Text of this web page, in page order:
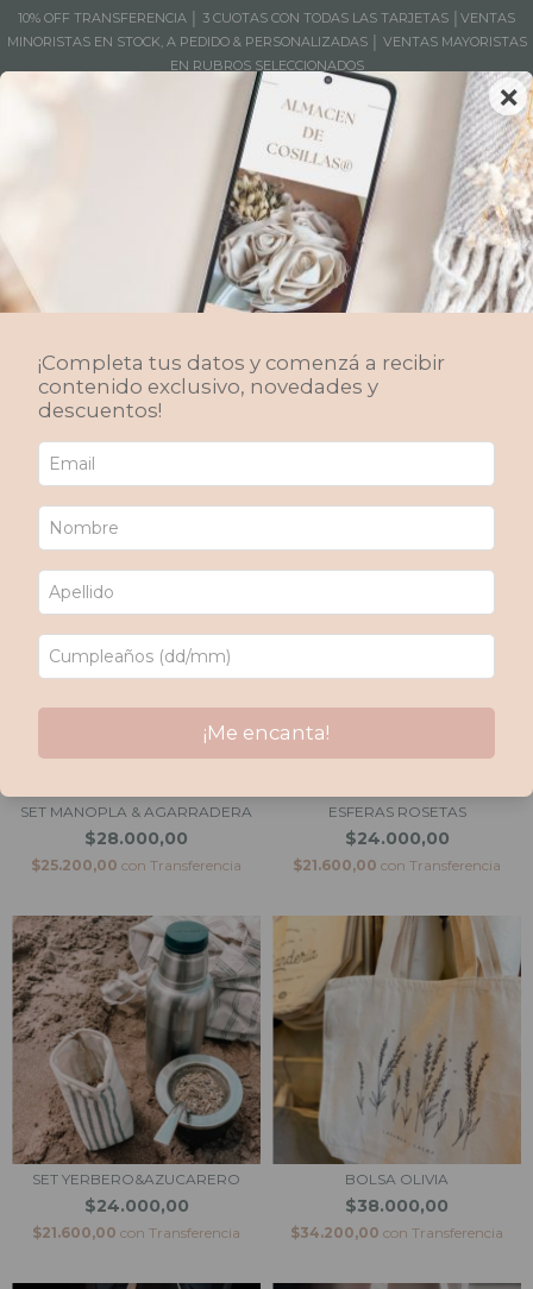
10% OFF TRANSFERENCIA │ 3 CUOTAS CON TODAS LAS TARJETAS │VENTAS
MINORISTAS EN STOCK, A PEDIDO & PERSONALIZADAS │ VENTAS MAYORISTAS
EN RUBROS SELECCIONADOS
0
De todo un poco
Encontrá de todo un poco para renovar tus espacios. Compra anticipada
en preorder y pedidos a medida. Textiles de alta gama.
Inicio / Productos / Decoración Textil / De todo un poco
SET MANOPLA & AGARRADERA
$28.000,00
$25.200,00 con Transferencia
ESFERAS ROSETAS
$24.000,00
$21.600,00 con Transferencia
SET YERBERO&AZUCARERO
$24.000,00
$21.600,00 con Transferencia
BOLSA OLIVIA
$38.000,00
$34.200,00 con Transferencia
×
¡Completa tus datos y comenzá a recibir
contenido exclusivo, novedades y
descuentos!
¡Me encanta!